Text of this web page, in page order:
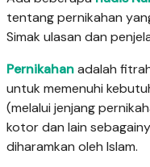
tentang pernikahan
Simak ulasan dan
Pernikahanadalah
untuk memenuhi
(melalui jenjang
kotor dan lain
diharamkan oleh Islam.